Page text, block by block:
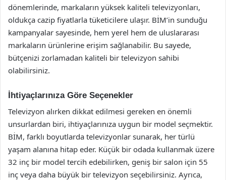
dönemlerinde, markaların yüksek kaliteli televizyonları,
oldukça cazip fiyatlarla tüketicilere ulaşır. BİM’in sunduğu
kampanyalar sayesinde, hem yerel hem de uluslararası
markaların ürünlerine erişim sağlanabilir. Bu sayede,
bütçenizi zorlamadan kaliteli bir televizyon sahibi
olabilirsiniz.
İhtiyaçlarınıza Göre Seçenekler
Televizyon alırken dikkat edilmesi gereken en önemli
unsurlardan biri, ihtiyaçlarınıza uygun bir model seçmektir.
BİM, farklı boyutlarda televizyonlar sunarak, her türlü
yaşam alanına hitap eder. Küçük bir odada kullanmak üzere
32 inç bir model tercih edebilirken, geniş bir salon için 55
inç veya daha büyük bir televizyon seçebilirsiniz. Ayrıca,